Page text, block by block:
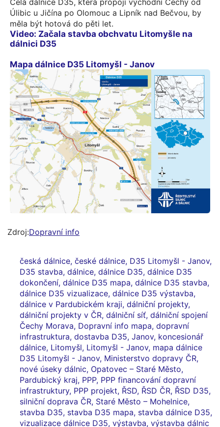
Úlibic u Jičína po Olomouc a Lipník nad Bečvou, by
měla být hotová do pěti let.
Video: Začala stavba obchvatu Litomyšle na
dálnici D35
Mapa dálnice D35 Litomyšl - Janov
Zdroj:Dopravní info
česká dálnice, české dálnice, D35 Litomyšl - Janov,
D35 stavba, dálnice, dálnice D35, dálnice D35
dokončení, dálnice D35 mapa, dálnice D35 stavba,
dálnice D35 vizualizace, dálnice D35 výstavba,
dálnice v Pardubickém kraji, dálniční projekty,
dálniční projekty v ČR, dálniční síť, dálniční spojení
Čechy Morava, Dopravní info mapa, dopravní
infrastruktura, dostavba D35, Janov, koncesionář
dálnice, Litomyšl, Litomyšl - Janov, mapa dálnice
D35 Litomyšl - Janov, Ministerstvo dopravy ČR,
nové úseky dálnic, Opatovec – Staré Město,
Pardubický kraj, PPP, PPP financování dopravní
infrastruktury, PPP projekt, ŘSD, ŘSD ČR, ŘSD D35,
silniční doprava ČR, Staré Město – Mohelnice,
stavba D35, stavba D35 mapa, stavba dálnice D35,
vizualizace dálnice D35, výstavba, výstavba dálnic